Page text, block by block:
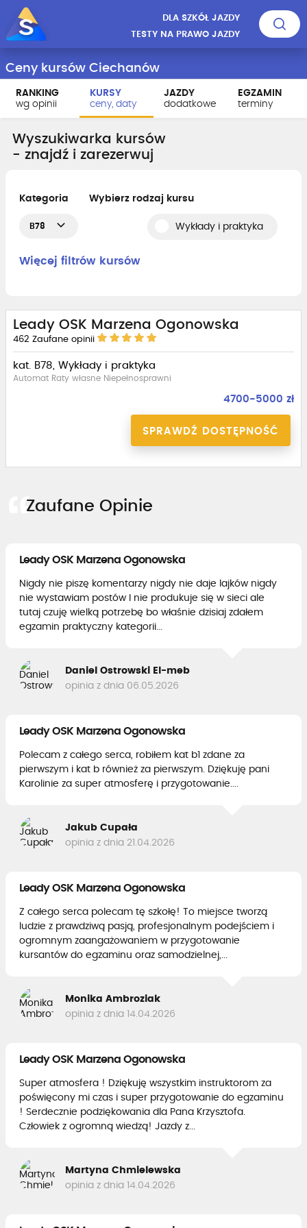
DLA SZKÓŁ JAZDY
TESTY NA PRAWO JAZDY
Ceny kursów Ciechanów
RANKING
wg opinii
KURSY
ceny, daty
JAZDY
dodatkowe
EGZAMIN
terminy
Wyszukiwarka kursów
- znajdź i zarezerwuj
Kategoria
B78
Wybierz rodzaj kursu
Wykłady i praktyka
Więcej filtrów kursów
Leady OSK Marzena Ogonowska
462 Zaufane opinii
kat. B78, Wykłady i praktyka
Automat Raty własne Niepełnosprawni
4700-5000 zł
SPRAWDŹ DOSTĘPNOŚĆ
Zaufane Opinie
Leady OSK Marzena Ogonowska
Nigdy nie piszę komentarzy nigdy nie daje lajków nigdy
nie wystawiam postów I nie produkuje się w sieci ale
tutaj czuję wielką potrzebę bo właśnie dzisiaj zdałem
egzamin praktyczny kategorii...
Daniel Ostrowski El-meb
opinia z dnia 06.05.2026
Leady OSK Marzena Ogonowska
Polecam z całego serca, robiłem kat b1 zdane za
pierwszym i kat b również za pierwszym. Dziękuję pani
Karolinie za super atmosferę i przygotowanie....
Jakub Cupała
opinia z dnia 21.04.2026
Leady OSK Marzena Ogonowska
Z całego serca polecam tę szkołę! To miejsce tworzą
ludzie z prawdziwą pasją, profesjonalnym podejściem i
ogromnym zaangażowaniem w przygotowanie
kursantów do egzaminu oraz samodzielnej,...
Monika Ambroziak
opinia z dnia 14.04.2026
Leady OSK Marzena Ogonowska
Super atmosfera ! Dziękuję wszystkim instruktorom za
poświęcony mi czas i super przygotowanie do egzaminu
! Serdecznie podziękowania dla Pana Krzysztofa.
Człowiek z ogromną wiedzą! Jazdy z...
Martyna Chmielewska
opinia z dnia 14.04.2026